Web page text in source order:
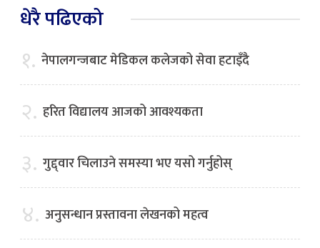
धेरै पढिएको
१. नेपालगन्जबाट मेडिकल कलेजको सेवा हटाइँदै
२. हरित विद्यालय आजको आवश्यकता
३. गुद्द्वार चिलाउने समस्या भए यसो गर्नुहोस्
४. अनुसन्धान प्रस्तावना लेखनको महत्व